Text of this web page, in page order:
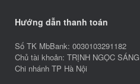
Hướng dẫn thanh toán
Số TK MbBank: 0030103291182
Chủ tài khoản: TRỊNH NGỌC SÁNG
Chi nhánh TP Hà Nội